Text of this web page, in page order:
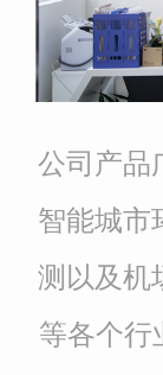
公司产品
智能城市
测以及机
等各个行